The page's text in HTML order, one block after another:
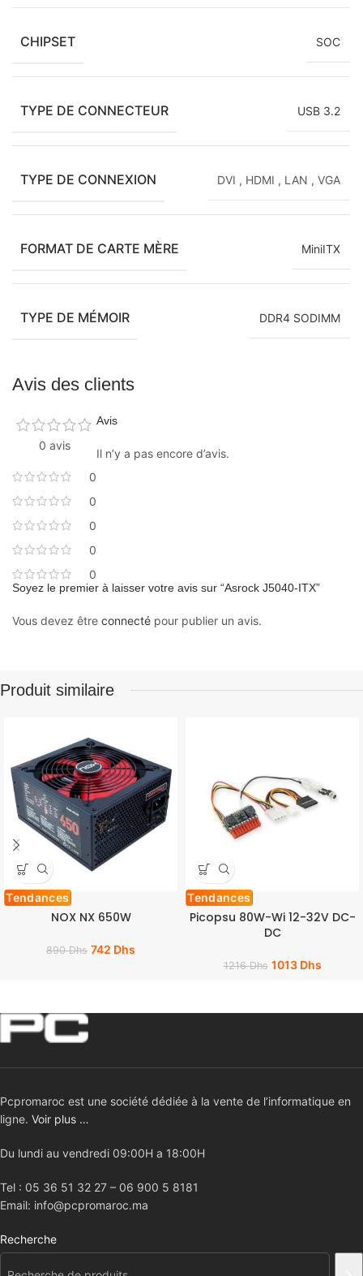
CHIPSET SOC
TYPE DE CONNECTEUR USB 3.2
TYPE DE CONNEXION DVI , HDMI , LAN , VGA
FORMAT DE CARTE MÈRE MiniITX
TYPE DE MÉMOIR DDR4 SODIMM
Avis des clients
0 avis
0
0
0
0
0
Avis
Il n’y a pas encore d’avis.
Soyez le premier à laisser votre avis sur “Asrock J5040-ITX”
Vous devez être connecté pour publier un avis.
Produit similaire
Tendances
NOX NX 650W
890Dhs 742 Dhs
Tendances
Picopsu 80W-Wi 12-32V DC-
DC
1216Dhs 1013 Dhs
Pcpromaroc est une société dédiée à la vente de l’informatique en
ligne. Voir plus …
Du lundi au vendredi 09:00H a 18:00H
Tel : 05 36 51 32 27 – 06 900 5 8181
Email: info@pcpromaroc.ma
Recherche